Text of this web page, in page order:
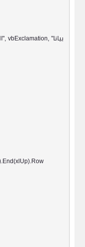
", vbExclamation, "بيانا